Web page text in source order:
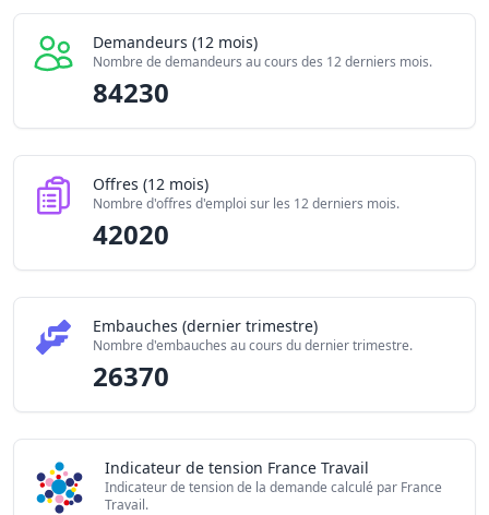
Indice de tension globale
Demandeurs (12 mois)
Nombre de demandeurs au cours des 12 derniers mois.
84230
Offres (12 mois)
Nombre d'offres d'emploi sur les 12 derniers mois.
42020
Embauches (dernier trimestre)
Nombre d'embauches au cours du dernier trimestre.
26370
Indicateur de tension France Travail
Indicateur de tension de la demande calculé par France
Travail.